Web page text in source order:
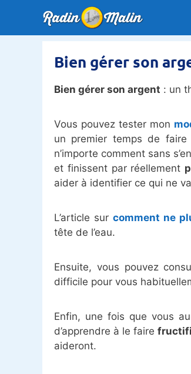
contenu
Bien gérer son
Bien gérer son argent : un
Vous pouvez tester mon
un premier temps de
n’importe comment sans
et finissent par réellement
aider à identifier ce qui ne
L’article sur comment ne
tête de l’eau.
Ensuite, vous pouvez
difficile pour vous
Enfin, une fois que vous
d’apprendre à le faire
aideront.